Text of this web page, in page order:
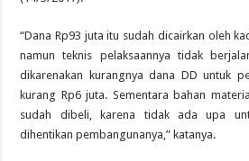
“Dana Rp93 juta itu sudah dicairkan oleh
namun teknis pelaksaannya tidak
dikarenakan kurangnya dana DD untuk
kurang Rp6 juta. Sementara bahan
sudah dibeli, karena tidak ada upa
dihentikan pembangunanya,” katanya.